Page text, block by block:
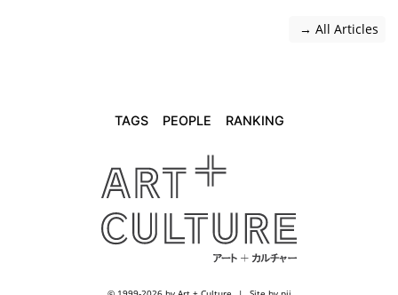
→ All Articles
TAGS PEOPLE RANKING